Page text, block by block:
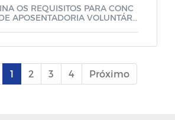
OS REQUISITOS PARA CONC
APOSENTADORIA VOLUNTÁRI
SANTA ROSA.
1 2 3 4 Próximo